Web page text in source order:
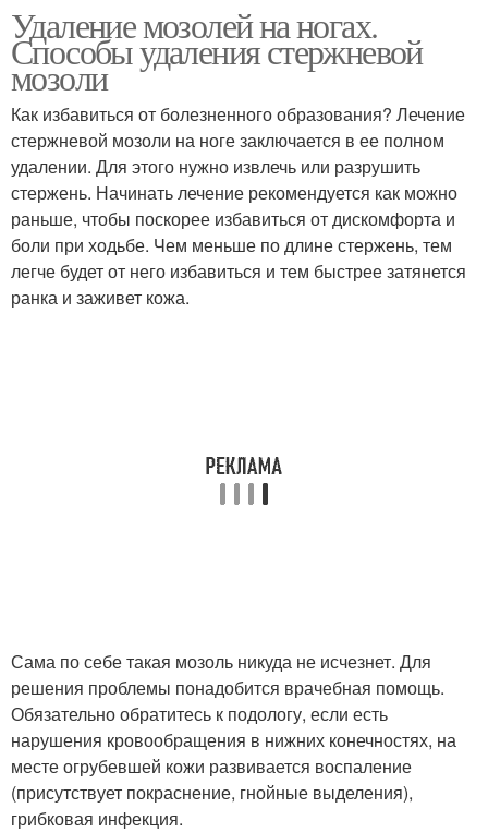
Мозоли на коже Мозоли в клинике
Мозоль на ноге Мозоли на руках
Мозоли на пальцах Стержневая мозоль
Удаление мозолей на ногах.
Способы удаления стержневой
мозоли
Как избавиться от болезненного образования? Лечение
стержневой мозоли на ноге заключается в ее полном
удалении. Для этого нужно извлечь или разрушить
стержень. Начинать лечение рекомендуется как можно
раньше, чтобы поскорее избавиться от дискомфорта и
боли при ходьбе. Чем меньше по длине стержень, тем
легче будет от него избавиться и тем быстрее затянется
ранка и заживет кожа.
Сама по себе такая мозоль никуда не исчезнет. Для
решения проблемы понадобится врачебная помощь.
Обязательно обратитесь к подологу, если есть
нарушения кровообращения в нижних конечностях, на
месте огрубевшей кожи развивается воспаление
(присутствует покраснение, гнойные выделения),
грибковая инфекция.